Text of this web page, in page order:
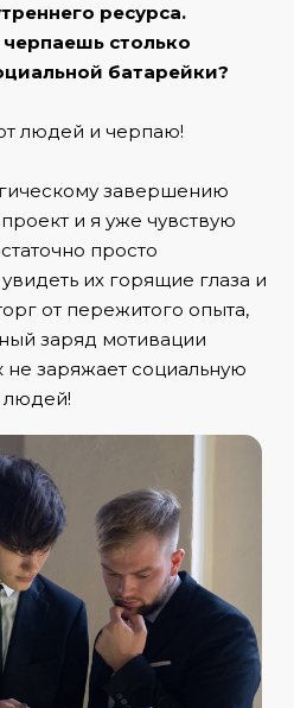
ресурса.
столько
батарейки?
людей и черпаю!
завершению
и я уже чувствую
просто
их горящие глаза и
от пережитого опыта,
заряд мотивации
не заряжает социальную
людей!